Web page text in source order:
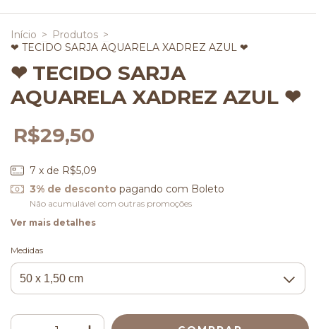
Início > Produtos >
❤ TECIDO SARJA AQUARELA XADREZ AZUL ❤
❤ TECIDO SARJA
AQUARELA XADREZ AZUL ❤
R$29,50
7 x de R$5,09
3% de desconto pagando com Boleto
Não acumulável com outras promoções
Ver mais detalhes
Medidas